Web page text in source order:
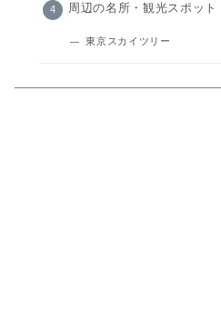
周辺の名所・観光スポット
東京スカイツリー